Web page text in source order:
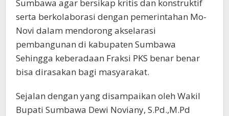
Sumbawa agar bersikap kritis dan konstruktif
serta berkolaborasi dengan pemerintahan Mo-
Novi dalam mendorong akselarasi
pembangunan di kabupaten Sumbawa
Sehingga keberadaan Fraksi PKS benar benar
bisa dirasakan bagi masyarakat.
Sejalan dengan yang disampaikan oleh Wakil
Bupati Sumbawa Dewi Noviany, S.Pd.,M.Pd